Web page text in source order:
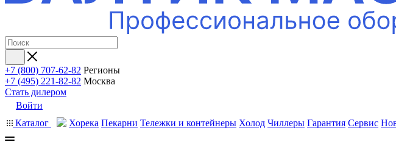
+7 (800) 707-62-82 Регионы
+7 (495) 221-82-82 Москва
Стать дилером
Войти
Каталог
Хорека Пекарни Тележки и контейнеры Холод Чиллеры Гарантия Сервис